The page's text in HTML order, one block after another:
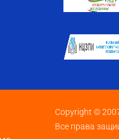
Copyright ©
Все права